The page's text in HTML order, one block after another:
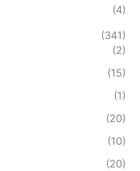
(4)
(341)
(2)
(15)
(1)
(20)
(10)
(20)